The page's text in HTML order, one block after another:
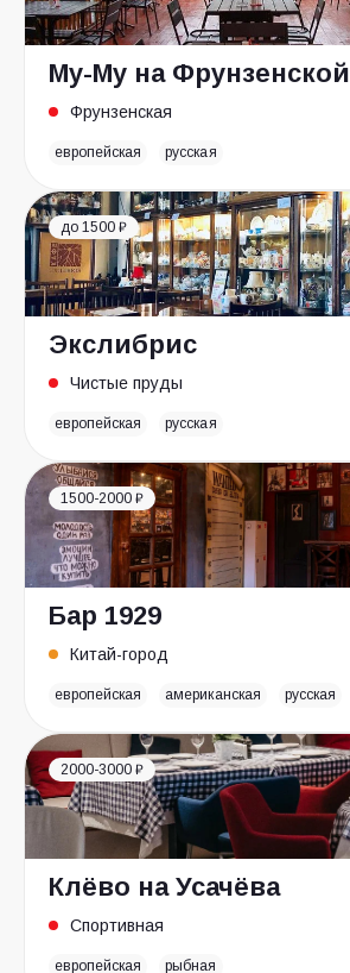
Му-Му на Фрунзенской
Фрунзенская
европейская русская
до 1500 ₽
Экслибрис
Чистые пруды
европейская русская
1500-2000 ₽
Бар 1929
Китай-город
европейская американская русская
2000-3000 ₽
Клёво на Усачёва
Спортивная
европейская рыбная